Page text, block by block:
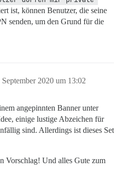
ist, können Benutzer, die seine
senden, um den Grund für die
September 2020 um 13:02
angepinnten Banner unter
einige lustige Abzeichen für
sind. Allerdings ist dieses Set
Vorschlag! Und alles Gute zum